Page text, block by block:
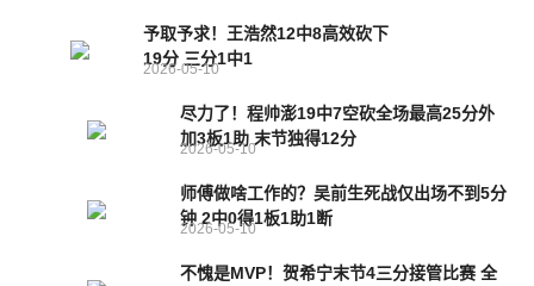
予取予求！王浩然12中8高效砍下
19分 三分1中1
2026-05-10
尽力了！程帅澎19中7空砍全场最高25分外
加3板1助 末节独得12分
2026-05-10
师傅做啥工作的？吴前生死战仅出场不到5分
钟 2中0得1板1助1断
2026-05-10
不愧是MVP！贺希宁末节4三分接管比赛 全